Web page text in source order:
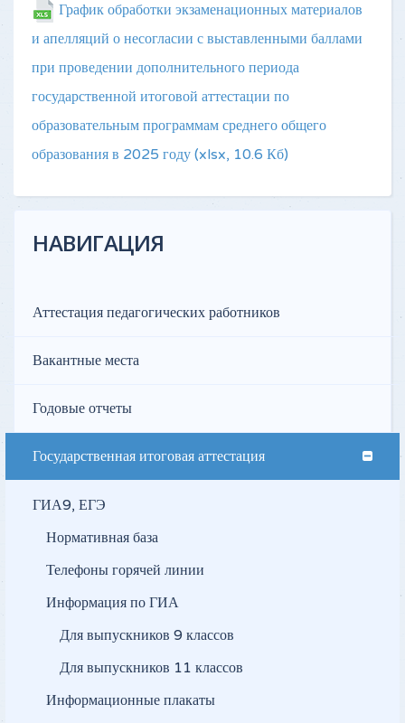
График обработки экзаменационных материалов
и апелляций о несогласии с выставленными баллами
при проведении дополнительного периода
государственной итоговой аттестации по
образовательным программам среднего общего
образования в 2025 году (xlsx, 10.6 Кб)
НАВИГАЦИЯ
Аттестация педагогических работников
Вакантные места
Годовые отчеты
Государственная итоговая аттестация
ГИА9, ЕГЭ
Нормативная база
Телефоны горячей линии
Информация по ГИА
Для выпускников 9 классов
Для выпускников 11 классов
Информационные плакаты